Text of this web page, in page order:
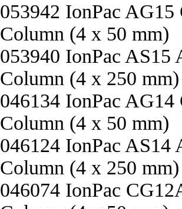
053942 IonPac AG15
Column (4 x 50 mm)
053940 IonPac AS15
Column (4 x 250 mm)
046134 IonPac AG14
Column (4 x 50 mm)
046124 IonPac AS14
Column (4 x 250 mm)
046074 IonPac